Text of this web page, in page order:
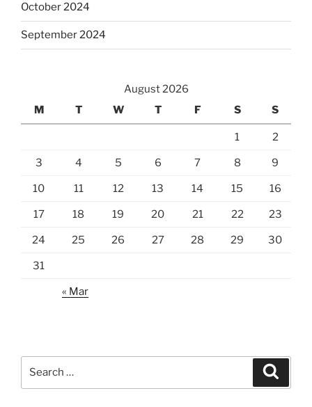
October 2024
September 2024
August 2026
M
T W T F S S
1 2
3 4 5 6 7 8 9
10 11 12 13 14 15 16
17 18 19 20 21 22 23
24 25 26 27 28 29 30
31
« Mar